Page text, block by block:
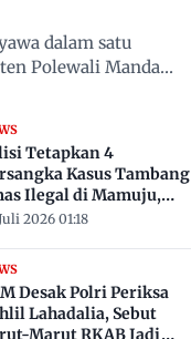
dalam satu
Polewali Mandar,
Tetapkan 4
Kasus Tambang
Ilegal di Mamuju,
ASN
2026 01:18
Desak Polri Periksa
Lahadalia, Sebut
Marut RKAB Jadi